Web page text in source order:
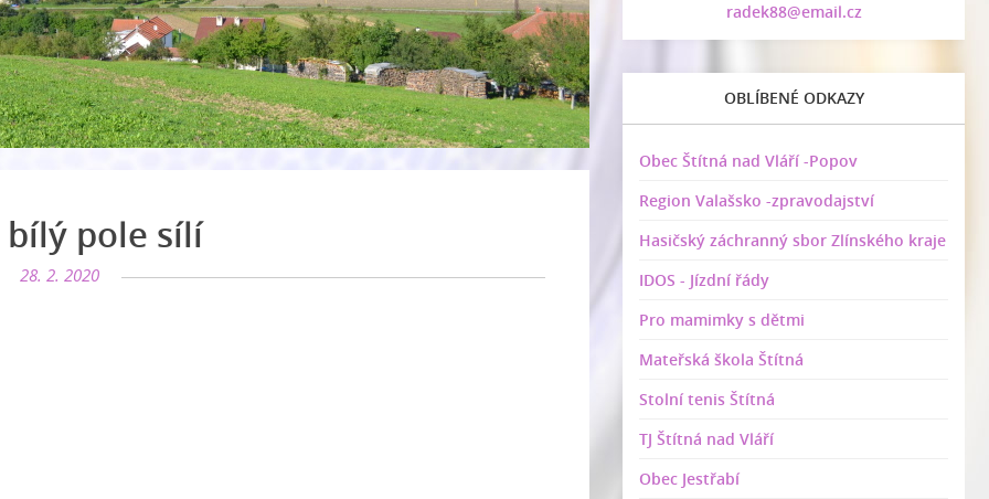
pole sílí
28. 2. 2020
radek88@email.cz
OBLÍBENÉ ODKAZY
Obec Štítná nad Vláří -Popov
Region Valašsko -zpravodajství
Hasičský záchranný sbor Zlínského kraje
IDOS - Jízdní řády
Pro mamimky s dětmi
Mateřská škola Štítná
Stolní tenis Štítná
TJ Štítná nad Vláří
Obec Jestřabí